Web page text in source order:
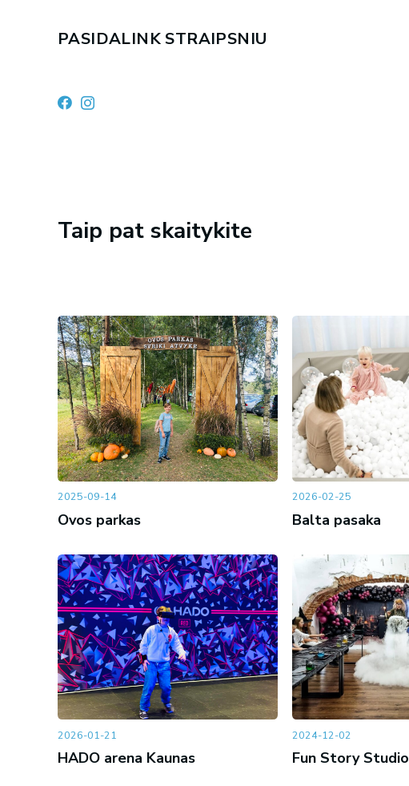
PASIDALINK STRAIPSNIU
Taip pat skaitykite
2025-09-14
Ovos parkas
2026-02-25
Balta pasaka
2026-01-21
HADO arena Kaunas
2024-12-02
Fun Story Studio